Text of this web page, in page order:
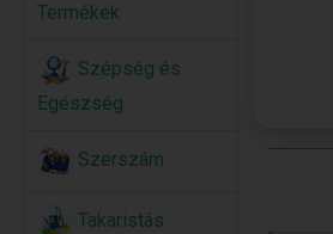
Termékek
Szépség és
Egészség
Szerszám
Takaristás